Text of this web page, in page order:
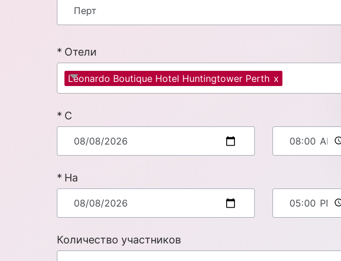
Отели
Leonardo Boutique Hotel Huntingtower Perth x
С
На
Количество участников